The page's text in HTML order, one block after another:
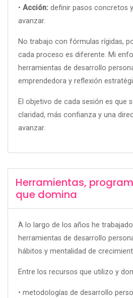
• Acción: definir pasos concretos
avanzar.
No trabajo con fórmulas rígidas,
cada proceso es diferente. Mi
herramientas de desarrollo
emprendedora y reflexión
El objetivo de cada sesión es que
claridad, más confianza y una
avanzar.
Herramientas,
que domina
A lo largo de los años he
herramientas de desarrollo
hábitos y mentalidad de
Entre los recursos que utilizo y
• metodologías de desarrollo